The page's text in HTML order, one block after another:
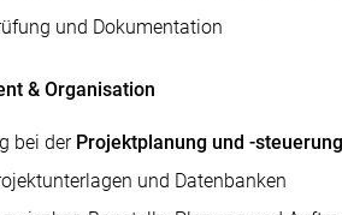
und Dokumentation
& Organisation
bei der Projektplanung und -steuerung
und Datenbanken